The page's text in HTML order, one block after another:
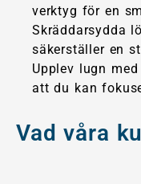
verktyg för en
Skräddarsydda
säkerställer en
Upplev lugn
att du kan
Vad våra